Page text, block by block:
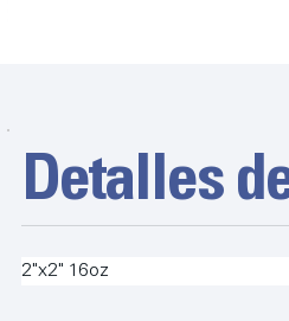
Detalles
2"x2" 16oz